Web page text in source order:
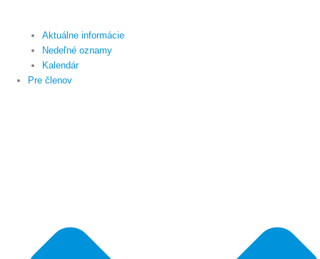
Aktuálne informácie
Nedeľné oznamy
Kalendár
Pre členov